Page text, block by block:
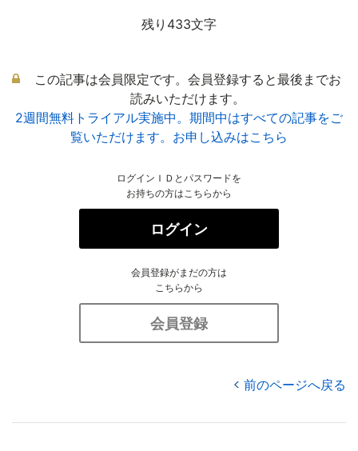
残り433文字
この記事は会員限定です。会員登録すると最後までお
読みいただけます。
2週間無料トライアル実施中。期間中はすべての記事をご
覧いただけます。お申し込みはこちら
ログインＩＤとパスワードを
お持ちの方はこちらから
ログイン
会員登録がまだの方は
こちらから
会員登録
前のページへ戻る